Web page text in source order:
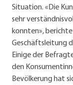
Situation. «Die
sehr
konnten»,
Geschäftsleitung
Einige der
den
Bevölkerung hat